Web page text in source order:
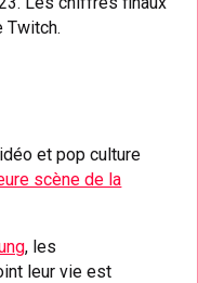
Twitch.
et pop culture
scène de la
, les
leur vie est